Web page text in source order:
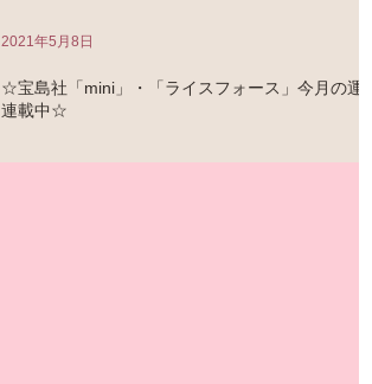
☆宝島社「mini」・「ライスフォース」今月の運勢
連載中☆
2021年5月8日